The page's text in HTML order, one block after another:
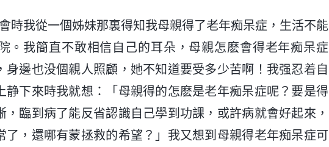
時我從一個姊妹那裏得知我母親得了老年痴呆症，生活不能
。我簡直不敢相信自己的耳朵，母親怎麽會得老年痴呆症
身邊也没個親人照顧，她不知道要受多少苦啊！我强忍着自
静下來時我就想：「母親得的怎麽是老年痴呆症呢？要是得
臨到病了能反省認識自己學到功課，或許病就會好起來，
了，還哪有蒙拯救的希望？」我又想到母親得老年痴呆症可